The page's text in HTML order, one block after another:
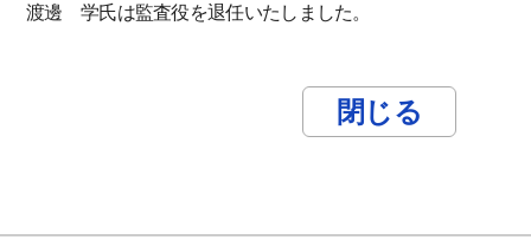
渡邊 学氏は監査役を退任いたしました。
閉じる